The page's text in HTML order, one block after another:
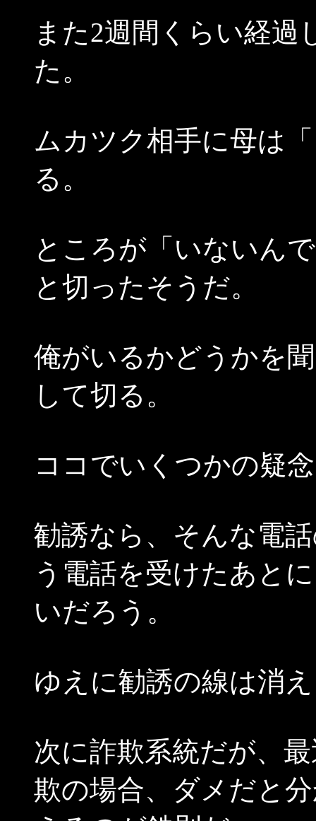
また2週間くらい経過
た。
ムカツク相手に母は
る。
ところが「いないん
と切ったそうだ。
俺がいるかどうかを
して切る。
ココでいくつかの疑
勧誘なら、そんな電
う電話を受けたあと
いだろう。
ゆえに勧誘の線は消
次に詐欺系統だが、
欺の場合、ダメだと